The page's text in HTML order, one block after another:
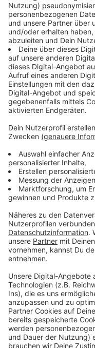
"Das funktioniert
kann man sowohl
wo der
großer Hitze kann
Fahrbahn
Für den Ingenieur
Zusatzfunktionen
Fahrbahnen, auf
Fahrt automatisch
Batterie des
zeigten, dass dies
Zander. Und auch
schon ein großes
Anzeige
Video-
Wir
Daten